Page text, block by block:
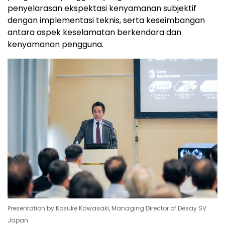
penyelarasan ekspektasi kenyamanan subjektif
dengan implementasi teknis, serta keseimbangan
antara aspek keselamatan berkendara dan
kenyamanan pengguna.
Presentation by Kosuke Kawasaki, Managing Director of Desay SV
Japan